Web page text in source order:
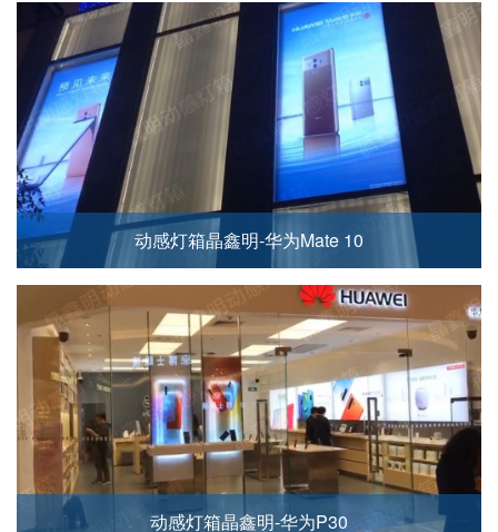
动感灯箱晶鑫明-华为Mate 10
动感灯箱晶鑫明-华为P30